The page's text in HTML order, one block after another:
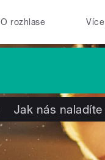
O rozhlase Více
Jak nás naladíte